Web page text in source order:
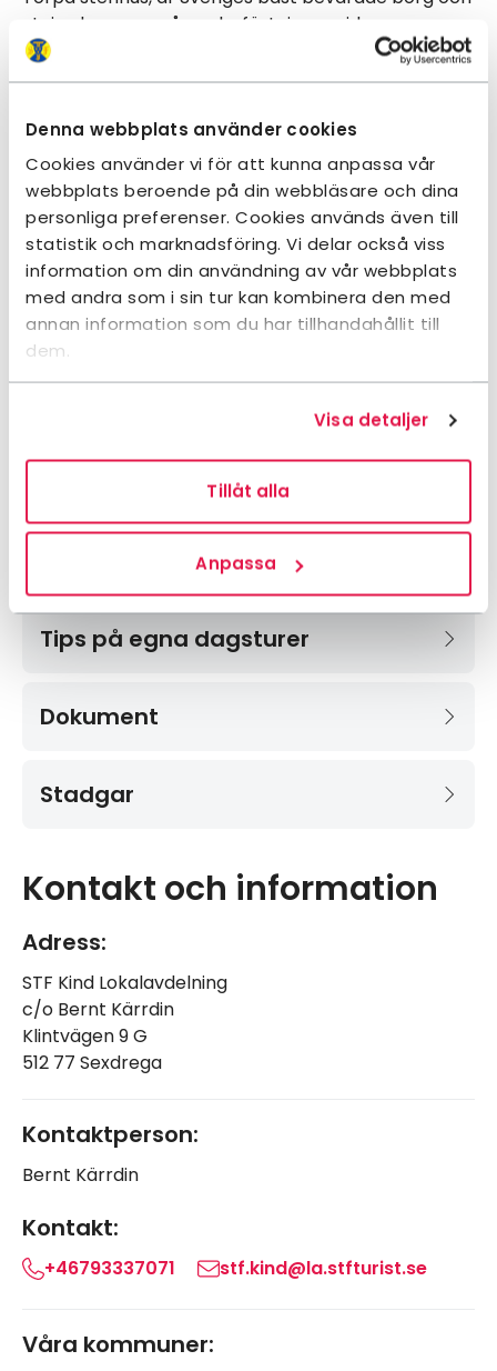
Denna webbplats använder cookies
Cookies använder vi för att kunna anpassa vår
webbplats beroende på din webbläsare och dina
personliga preferenser. Cookies används även till
statistik och marknadsföring. Vi delar också viss
information om din användning av vår webbplats
med andra som i sin tur kan kombinera den med
annan information som du har tillhandahållit till
dem.
Visa detaljer
Tillåt alla
Anpassa
utgjorde en av många befästningar vid
landgränserna.
vackra stigar och smala vägar vandra utmed tre
stycken vandringsleder. Du kan välja på 5 km
(Spången leden) 6 km (Torpleden) 8 km
(Texasleden) samtliga med start och mål vid Moga
Fritid. Utmed lederna finns rastbord uppställda där
du kan njuta av medhavd fika. Det finns även
möjlighet att grilla på därför avsedda platser.
(Medtag egen ved eller grillkol) Lederna är inte
tillgänglighetsanpassade.
utflykter, företagsbesök, föreläsningar och
Välkommen att bli medlem!
Tips på egna dagsturer
Dokument
Stadgar
Kontakt och information
Adress:
STF Kind Lokalavdelning
c/o Bernt Kärrdin
Klintvägen 9 G
512 77 Sexdrega
Kontaktperson:
Bernt Kärrdin
Kontakt:
+46793337071 stf.kind@la.stfturist.se
Våra kommuner: